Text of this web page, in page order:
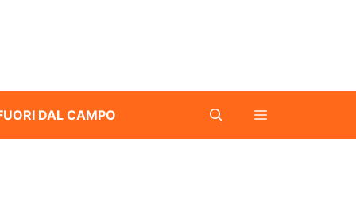
DAL CAMPO